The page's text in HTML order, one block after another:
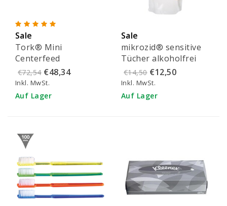
Sale
Tork® Mini
Centerfeed
Putzpapier - 120123
€72,54 €48,34
Inkl. MwSt.
Auf Lager
Sale
mikrozid® sensitive
Tücher alkoholfrei
(200 Stück)
€14,50 €12,50
Inkl. MwSt.
Auf Lager